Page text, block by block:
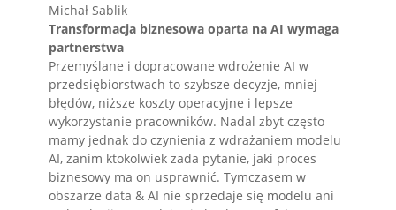
Michał Sablik
Transformacja biznesowa oparta na AI wymaga
partnerstwa
Przemyślane i dopracowane wdrożenie AI w
przedsiębiorstwach to szybsze decyzje, mniej
błędów, niższe koszty operacyjne i lepsze
wykorzystanie pracowników. Nadal zbyt często
mamy jednak do czynienia z wdrażaniem modelu
AI, zanim ktokolwiek zada pytanie, jaki proces
biznesowy ma on usprawnić. Tymczasem w
obszarze data & AI nie sprzedaje się modelu ani